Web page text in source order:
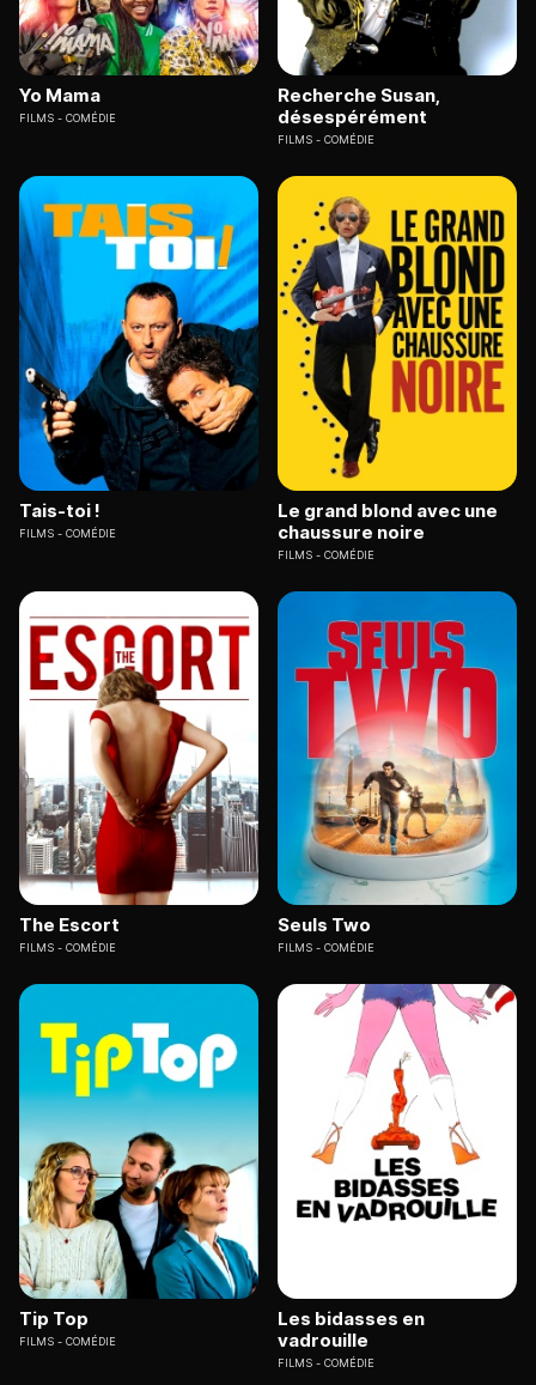
Yo Mama
FILMS COMÉDIE
Recherche Susan,
désespérément
FILMS COMÉDIE
Tais-toi !
FILMS COMÉDIE
Le grand blond avec une
chaussure noire
FILMS COMÉDIE
The Escort
FILMS COMÉDIE
Seuls Two
FILMS COMÉDIE
Tip Top
FILMS COMÉDIE
Les bidasses en
vadrouille
FILMS COMÉDIE